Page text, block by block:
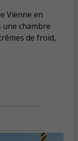
Vienne en
chambre
de froid,